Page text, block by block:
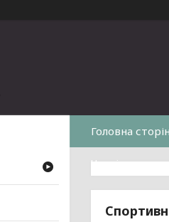
Головна
Часті питання